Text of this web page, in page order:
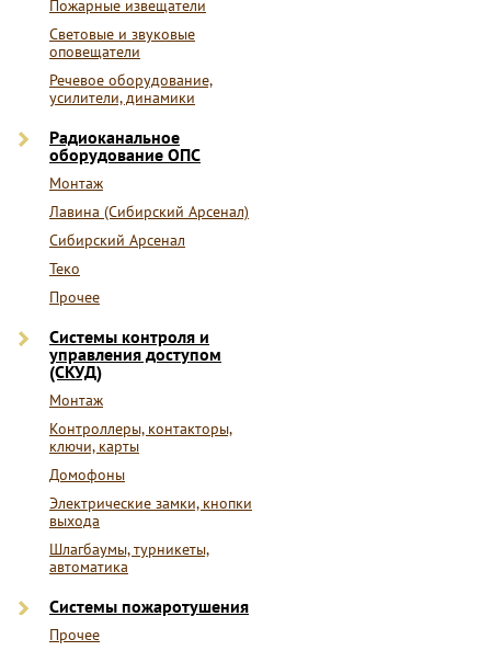
Пожарные извещатели
Световые и звуковые
оповещатели
Речевое оборудование,
усилители, динамики
Радиоканальное
оборудование ОПС
Монтаж
Лавина (Сибирский Арсенал)
Сибирский Арсенал
Теко
Прочее
Системы контроля и
управления доступом
(СКУД)
Монтаж
Контроллеры, контакторы,
ключи, карты
Домофоны
Электрические замки, кнопки
выхода
Шлагбаумы, турникеты,
автоматика
Системы пожаротушения
Прочее